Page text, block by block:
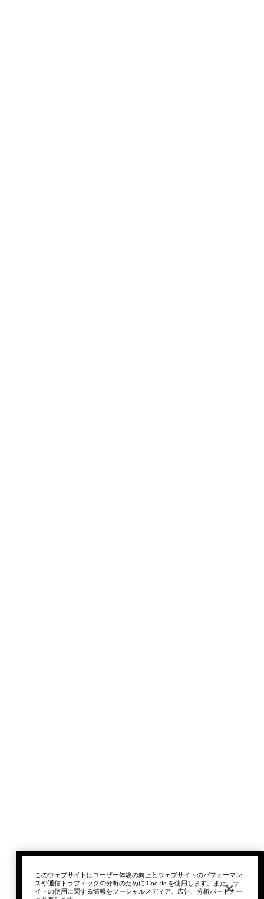
このウェブサイトはユーザー体験の向上とウェブサイトのパフォーマン
スや通信トラフィックの分析のために Cookie を使用します。また、サ
イトの使用に関する情報をソーシャルメディア、広告、分析パートナー